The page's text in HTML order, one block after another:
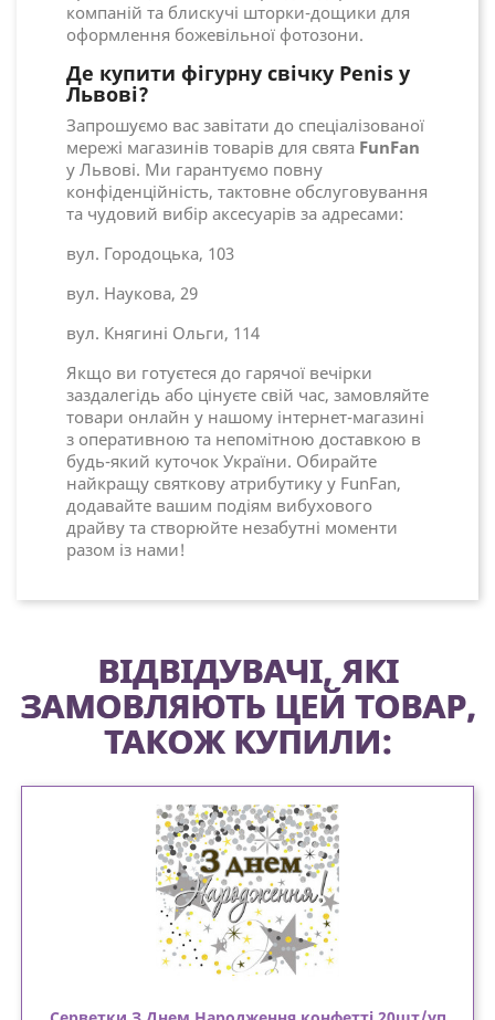
компаній та блискучі шторки-дощики для
оформлення божевільної фотозони.
Де купити фігурну свічку Penis у
Львові?
Запрошуємо вас завітати до спеціалізованої
мережі магазинів товарів для свята FunFan
у Львові. Ми гарантуємо повну
конфіденційність, тактовне обслуговування
та чудовий вибір аксесуарів за адресами:
вул. Городоцька, 103
вул. Наукова, 29
вул. Княгині Ольги, 114
Якщо ви готуєтеся до гарячої вечірки
заздалегідь або цінуєте свій час, замовляйте
товари онлайн у нашому інтернет-магазині
з оперативною та непомітною доставкою в
будь-який куточок України. Обирайте
найкращу святкову атрибутику у FunFan,
додавайте вашим подіям вибухового
драйву та створюйте незабутні моменти
разом із нами!
ВІДВІДУВАЧІ, ЯКІ
ЗАМОВЛЯЮТЬ ЦЕЙ ТОВАР,
ТАКОЖ КУПИЛИ: